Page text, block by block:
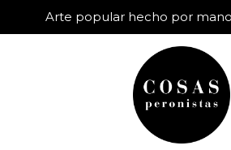
Arte popular hecho por